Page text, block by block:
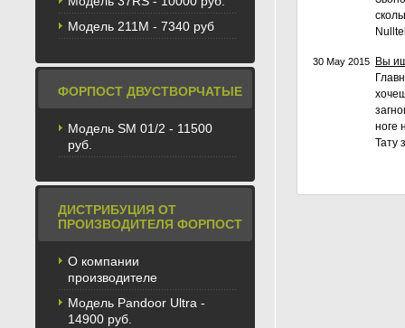
Модель 211М - 7340 руб
ФОРПОСТ ДВУСТВОРЧАТЫЕ
Модель SM 01/2 - 11500
руб.
ДИСТРИБУЦИЯ ОТ
ПРОИЗВОДИТЕЛЯ ФОРПОСТ
О компании
производителе
Модель Pandoor Ultra -
14900 руб.
30 May 2015
Вы
ноге
Тату